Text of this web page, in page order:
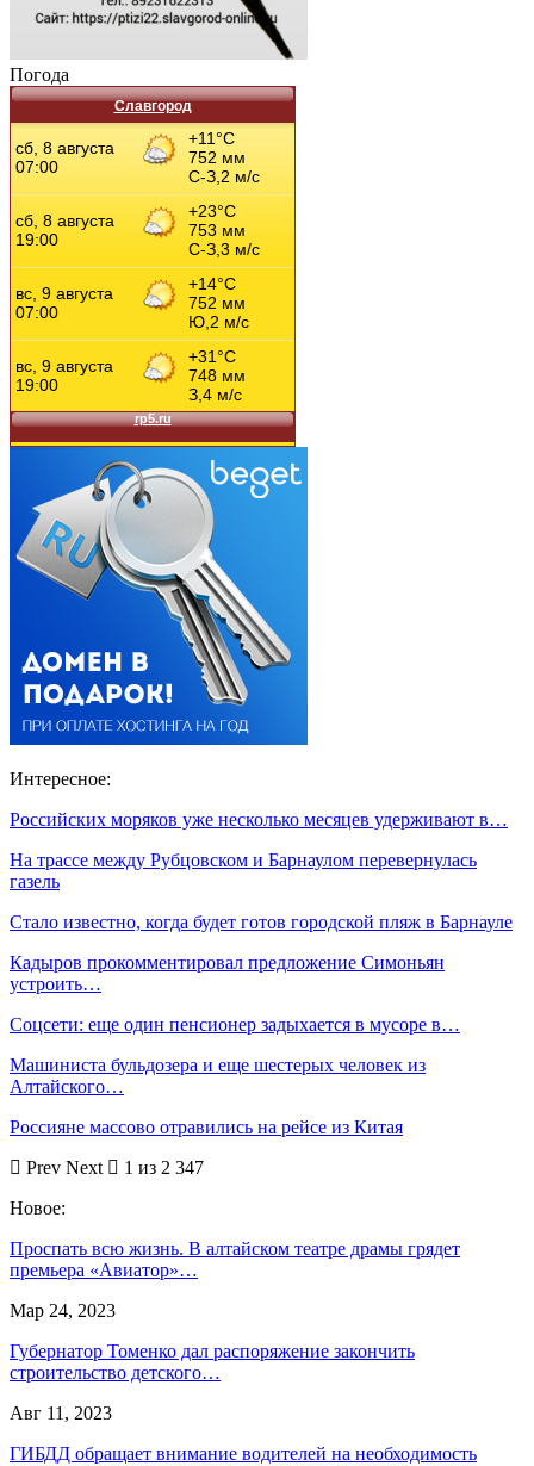
Погода
Славгород
Интересное:
Российских моряков уже несколько месяцев удерживают в…
На трассе между Рубцовском и Барнаулом перевернулась
газель
Стало известно, когда будет готов городской пляж в Барнауле
Кадыров прокомментировал предложение Симоньян
устроить…
Соцсети: еще один пенсионер задыхается в мусоре в…
Машиниста бульдозера и еще шестерых человек из
Алтайского…
Россияне массово отравились на рейсе из Китая
Prev Next
1 из 2 347
Новое:
Проспать всю жизнь. В алтайском театре драмы грядет
премьера «Авиатор»…
Мар 24, 2023
Губернатор Томенко дал распоряжение закончить
строительство детского…
Авг 11, 2023
ГИБДД обращает внимание водителей на необходимость